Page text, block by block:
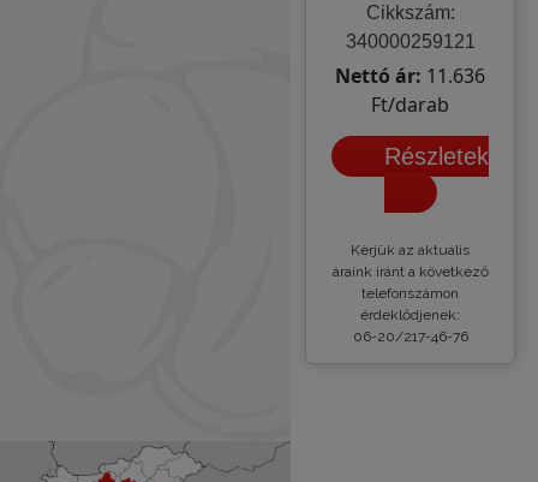
Cikkszám:
340000259121
Nettó ár: 11.636
Ft/darab
Részletek
Kèrjük az aktuális
áraink iránt a következő
telefonszámon
érdeklődjenek:
06-20/217-46-76